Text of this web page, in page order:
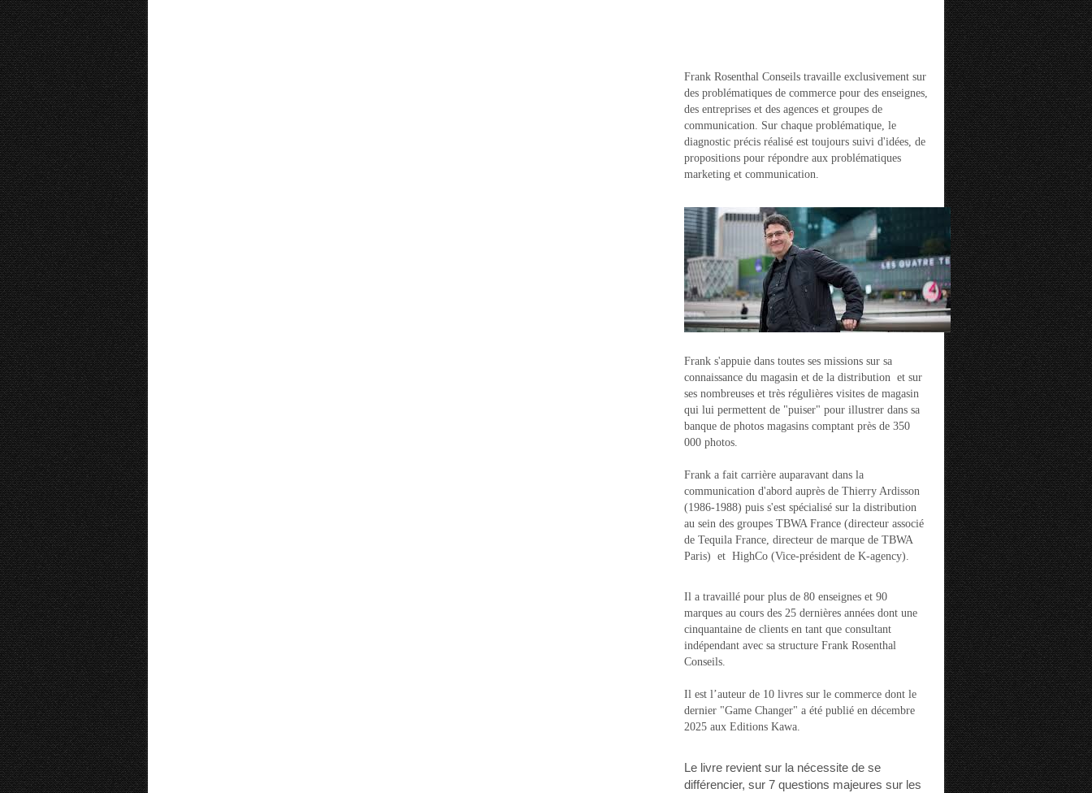
Frank Rosenthal Conseils travaille exclusivement sur
des problématiques de commerce pour des enseignes,
des entreprises et des agences et groupes de
communication. Sur chaque problématique, le
diagnostic précis réalisé est toujours suivi d'idées, de
propositions pour répondre aux problématiques
marketing et communication.
Frank s'appuie dans toutes ses missions sur sa
connaissance du magasin et de la distribution et sur
ses nombreuses et très régulières visites de magasin
qui lui permettent de "puiser" pour illustrer dans sa
banque de photos magasins comptant près de 350
000 photos.
Frank a fait carrière auparavant dans la
communication d'abord auprès de Thierry Ardisson
(1986-1988) puis s'est spécialisé sur la distribution
au sein des groupes TBWA France (directeur associé
de Tequila France, directeur de marque de TBWA
Paris) et HighCo (Vice-président de K-agency).
Il a travaillé pour plus de 80 enseignes et 90
marques au cours des 25 dernières années dont une
cinquantaine de clients en tant que consultant
indépendant avec sa structure Frank Rosenthal
Conseils.
Il est l’auteur de 10 livres sur le commerce dont le
dernier "Game Changer" a été publié en décembre
2025 aux Editions Kawa.
Le livre revient sur la nécessite de se
différencier, sur 7 questions majeures sur les